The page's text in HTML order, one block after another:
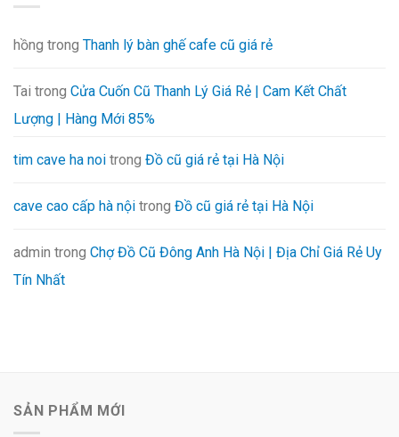
hồng trong Thanh lý bàn ghế cafe cũ giá rẻ
Tai trong Cửa Cuốn Cũ Thanh Lý Giá Rẻ | Cam Kết Chất
Lượng | Hàng Mới 85%
tim cave ha noi trong Đồ cũ giá rẻ tại Hà Nội
cave cao cấp hà nội trong Đồ cũ giá rẻ tại Hà Nội
admin trong Chợ Đồ Cũ Đông Anh Hà Nội | Địa Chỉ Giá Rẻ Uy
Tín Nhất
SẢN PHẨM MỚI